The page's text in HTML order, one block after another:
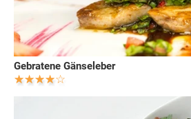
Gebratene Gänseleber